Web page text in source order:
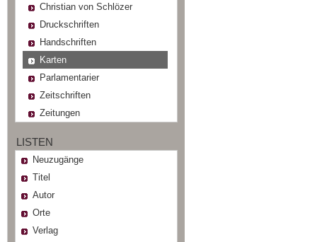
Christian von Schlözer
Druckschriften
Handschriften
Karten
Parlamentarier
Zeitschriften
Zeitungen
LISTEN
Neuzugänge
Titel
Autor
Orte
Verlag